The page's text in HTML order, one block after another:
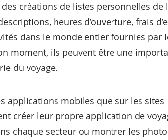
créations de listes personnelles de
heures d’ouverture, frais
dans le monde entier fournies par
moment, ils peuvent être une
du voyage.
applications mobiles que sur les sites
créer leur propre application de
chaque secteur ou montrer les